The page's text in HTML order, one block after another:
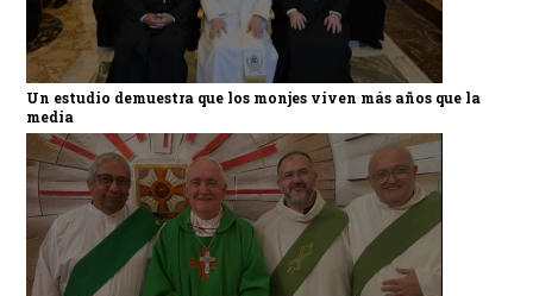
Un estudio demuestra que los monjes viven más años que la
media